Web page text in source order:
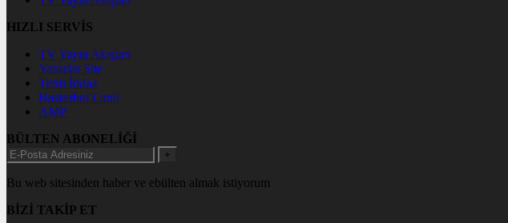
HIZLI SERVİS
TV Yayın Akışları
Yazarlar Site
Tenis İddaa
Basketbol Canlı
AMP
BÜLTEN ABONELİĞİ
+
Bu web sitesinden haber ve ebülten almak istiyorum
BİZİ TAKİP ET